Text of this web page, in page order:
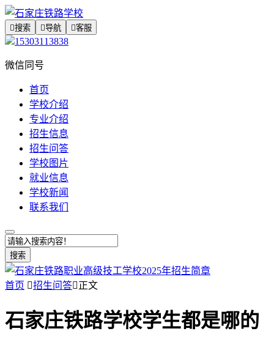
搜索 导航 客服
15303113838
微信同号
首页
学校介绍
专业介绍
招生信息
招生问答
学校图片
就业信息
学校新闻
联系我们
搜索
首页 招生问答正文
石家庄铁路学校学生都是哪的